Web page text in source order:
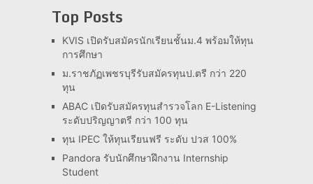
Top Posts
KVIS เปิดรับสมัครนักเรียนชั้นม.4 พร้อมให้ทุน
การศึกษา
ม.ราชภัฏเพชรบุรีรับสมัครทุนป.ตรี กว่า 220
ทุน
ABAC เปิดรับสมัครทุนสำรวจโลก E-Listening
ระดับปริญญาตรี กว่า 100 ทุน
ทุน IPEC ให้ทุนเรียนฟรี ระดับ ปวส 100%
Pandora รับนักศึกษาฝึกงาน Internship
Student